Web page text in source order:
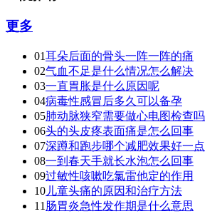
更多
01耳朵后面的骨头一阵一阵的痛
02气血不足是什么情况怎么解决
03一直胃胀是什么原因呢
04病毒性感冒后多久可以备孕
05肺动脉狭窄需要做心电图检查吗
06头的头皮疼表面痛是怎么回事
07深蹲和跑步哪个减肥效果好一点
08一到春天手就长水泡怎么回事
09过敏性咳嗽吃氯雷他定的作用
10 儿童头痛的原因和治疗方法
11 肠胃炎急性发作期是什么意思